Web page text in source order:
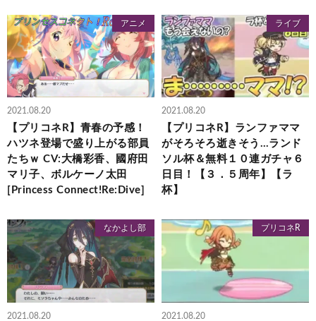
アニメ
2021.08.20
【プリコネR】青春の予感！
ハツネ登場で盛り上がる部員
たちｗ CV:大橋彩香、國府田
マリ子、ボルケーノ太田
[Princess Connect!Re:Dive]
ライブ
2021.08.20
【プリコネR】ランファママ
がそろそろ逝きそう…ランド
ソル杯＆無料１０連ガチャ６
日目！【３．５周年】【ラ
杯】
なかよし部
2021.08.20
プリコネR
2021.08.20